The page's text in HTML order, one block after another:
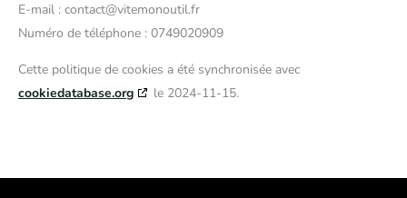
E-mail : contact@vitemonoutil.fr
Numéro de téléphone : 0749020909
Cette politique de cookies a été synchronisée avec
cookiedatabase.org
le 2024-11-15.